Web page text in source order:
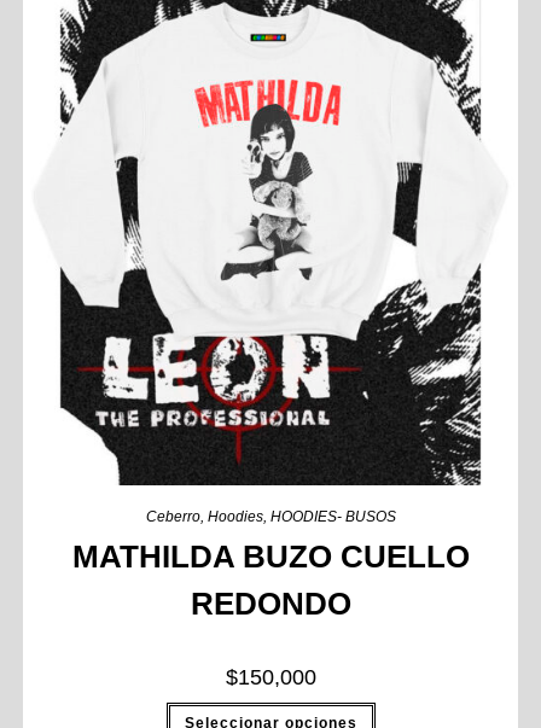
Ceberro, Hoodies, HOODIES- BUSOS
MATHILDA BUZO CUELLO
REDONDO
$150,000
Seleccionar opciones